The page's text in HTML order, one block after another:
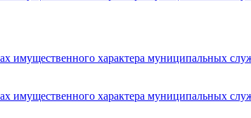
имущественного характера муниципальных
имущественного характера муниципальных